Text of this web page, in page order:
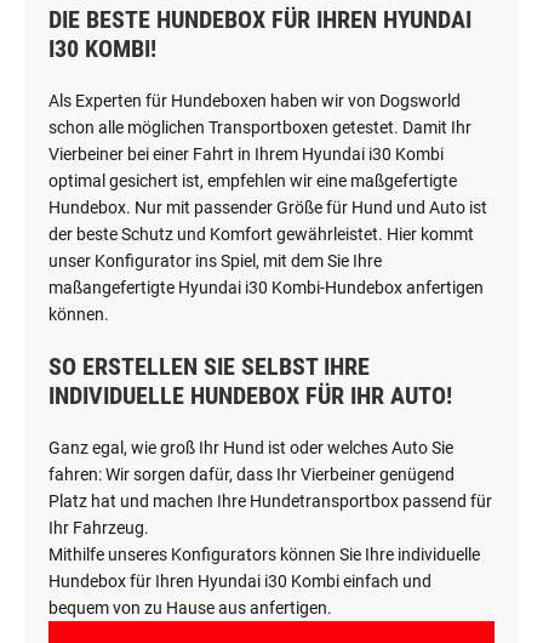
DIE BESTE HUNDEBOX FÜR IHREN HYUNDAI
I30 KOMBI!
Als Experten für Hundeboxen haben wir von Dogsworld
schon alle möglichen Transportboxen getestet. Damit Ihr
Vierbeiner bei einer Fahrt in Ihrem Hyundai i30 Kombi
optimal gesichert ist, empfehlen wir eine maßgefertigte
Hundebox. Nur mit passender Größe für Hund und Auto ist
der beste Schutz und Komfort gewährleistet. Hier kommt
unser Konfigurator ins Spiel, mit dem Sie Ihre
maßangefertigte Hyundai i30 Kombi-Hundebox anfertigen
können.
SO ERSTELLEN SIE SELBST IHRE
INDIVIDUELLE HUNDEBOX FÜR IHR AUTO!
Ganz egal, wie groß Ihr Hund ist oder welches Auto Sie
fahren: Wir sorgen dafür, dass Ihr Vierbeiner genügend
Platz hat und machen Ihre Hundetransportbox passend für
Ihr Fahrzeug.
Mithilfe unseres Konfigurators können Sie Ihre individuelle
Hundebox für Ihren Hyundai i30 Kombi einfach und
bequem von zu Hause aus anfertigen.